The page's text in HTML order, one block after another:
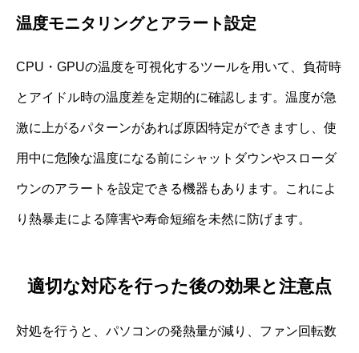
温度モニタリングとアラート設定
CPU・GPUの温度を可視化するツールを用いて、負荷時
とアイドル時の温度差を定期的に確認します。温度が急
激に上がるパターンがあれば原因特定ができますし、使
用中に危険な温度になる前にシャットダウンやスローダ
ウンのアラートを設定できる機器もあります。これによ
り熱暴走による障害や寿命短縮を未然に防げます。
適切な対応を行った後の効果と注意点
対処を行うと、パソコンの発熱量が減り、ファン回転数